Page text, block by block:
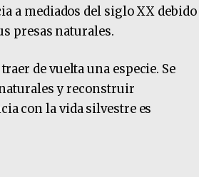
a mediados del siglo XX debido
presas naturales.
de vuelta una especie. Se
y reconstruir
con la vida silvestre es